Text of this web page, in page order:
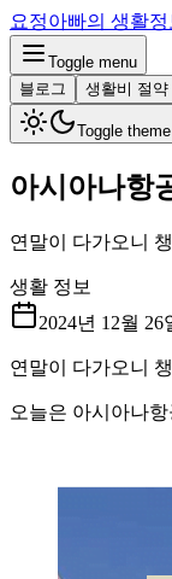
요정아빠의 생활정
Toggle menu
블로그
생활비 절약
Toggle theme
아시아나항
연말이 다가오니
생활 정보
2024년 12월 26
연말이 다가오니
오늘은 아시아나